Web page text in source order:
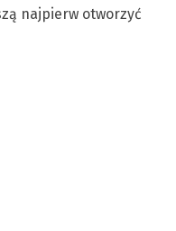
najpierw otworzyć